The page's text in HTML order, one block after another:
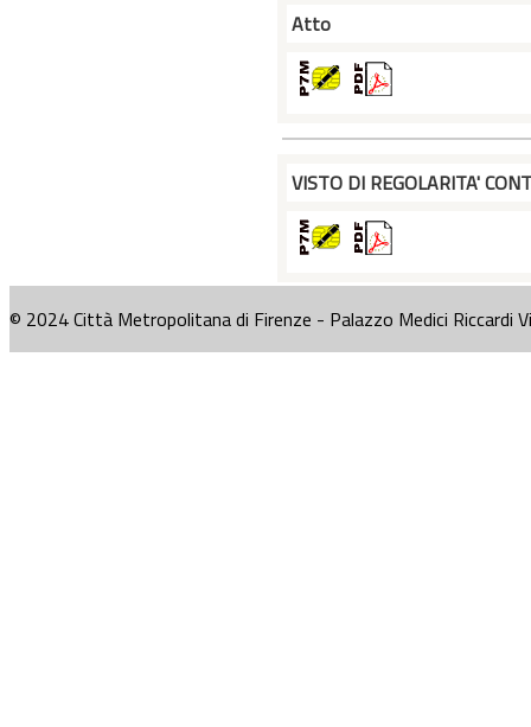
Atto
VISTO DI REGOLARITA'
© 2024 Città Metropolitana di Firenze - Palazzo Medici Riccardi